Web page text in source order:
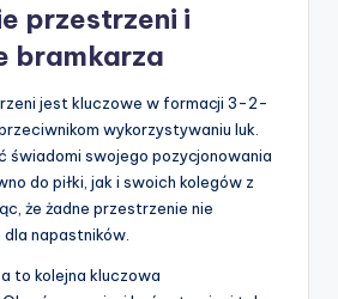
przestrzeni i
bramkarza
jest kluczowe w formacji 3-2-
wykorzystywaniu luk.
świadomi swojego pozycjonowania
do piłki, jak i swoich kolegów z
że żadne przestrzenie nie
napastników.
to kolejna kluczowa